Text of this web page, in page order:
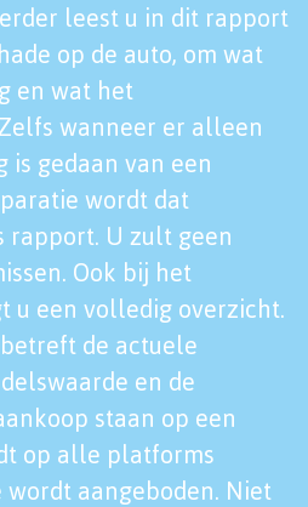
leest u in dit rapport
op de auto, om wat
en wat het
wanneer er alleen
is gedaan van een
wordt dat
rapport. U zult geen
Ook bij het
u een volledig overzicht.
de actuele
en de
staan op een
op alle platforms
aangeboden. Niet